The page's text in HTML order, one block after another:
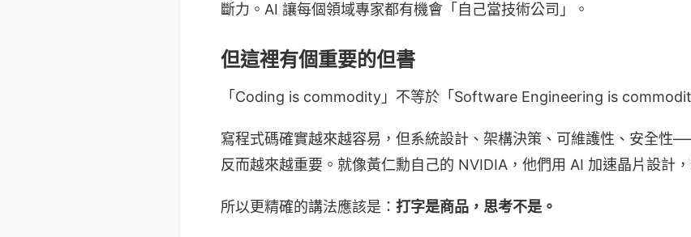
斷力。AI 讓每個領域專家都有機會「自己當技術公司」。
但這裡有個重要的但書
「Coding is commodity」不等於「Software Engineering is
寫程式碼確實越來越容易，但系統設計、架構決策、可維護性、安全性
反而越來越重要。就像黃仁勳自己的 NVIDIA，他們用 AI 加速晶片設計
所以更精確的講法應該是： 打字是商品，思考不是。